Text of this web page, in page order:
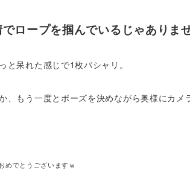
ロープを掴んでいるじゃありませ
呆れた感じで1枚パシャリ。
もう一度とポーズを決めながら奥様にカメ
でとうございますｗ